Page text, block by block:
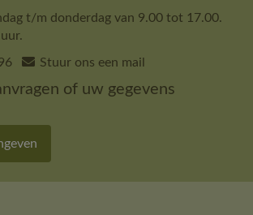
t/m donderdag van 9.00 tot 17.00.
Stuur ons een mail
of uw gegevens